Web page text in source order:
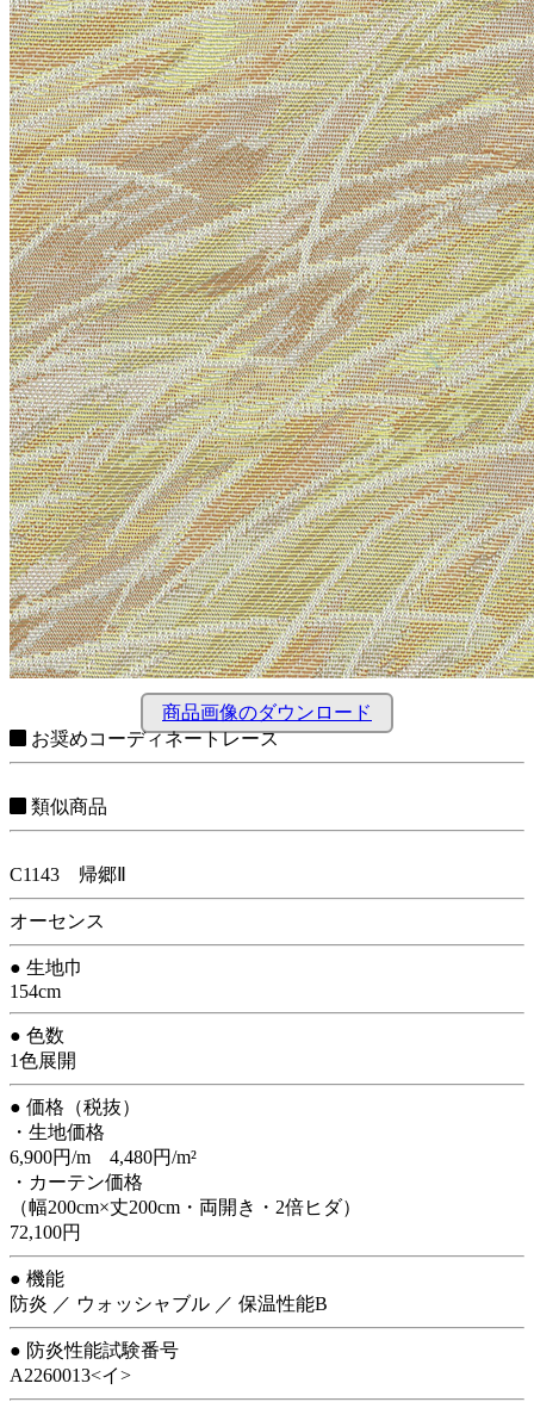
商品画像のダウンロード
お奨めコーディネートレース
類似商品
C1143 帰郷Ⅱ
オーセンス
● 生地巾
154cm
● 色数
1色展開
● 価格（税抜）
・生地価格
6,900円/m 4,480円/m²
・カーテン価格
（幅200cm×丈200cm・両開き・2倍ヒダ）
72,100円
● 機能
防炎 ／ ウォッシャブル ／ 保温性能B
● 防炎性能試験番号
A2260013<イ>